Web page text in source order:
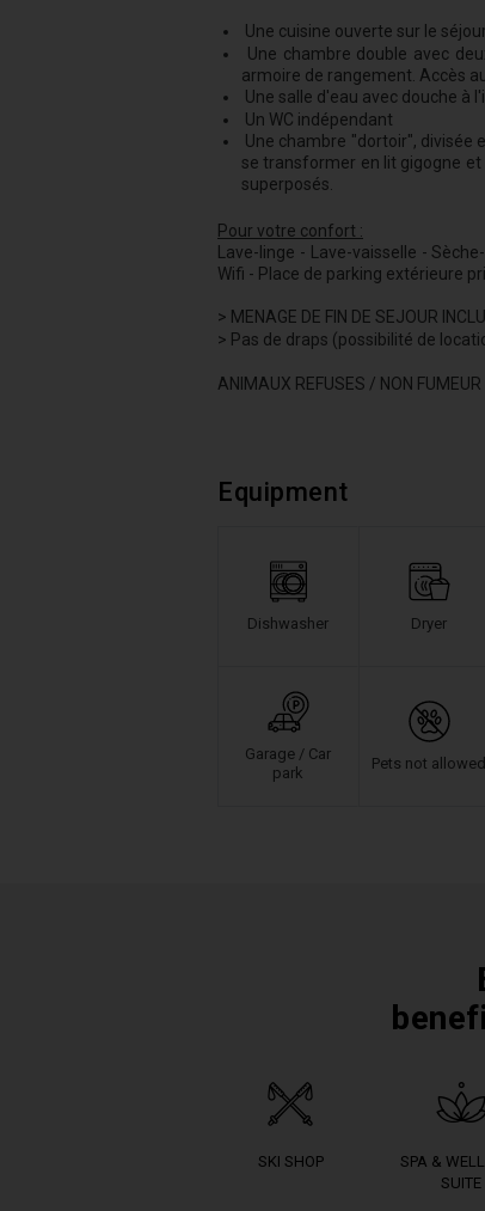
Une cuisine ouverte sur le
Une chambre double avec
armoire de rangement. Accès
Une salle d'eau avec douche à
Un WC indépendant
Une chambre "dortoir", divisée
se transformer en lit gigogne
superposés.
Pour votre confort :
Lave-linge - Lave-vaisselle -
Wifi - Place de parking extérieure
> MENAGE DE FIN DE SEJOUR
> Pas de draps (possibilité de
ANIMAUX REFUSES / NON FUMEUR
Equipment
Dishwasher Dryer
Garage / Car
park
Pets not allowed
SKI SHOP
SPA &
SUITE